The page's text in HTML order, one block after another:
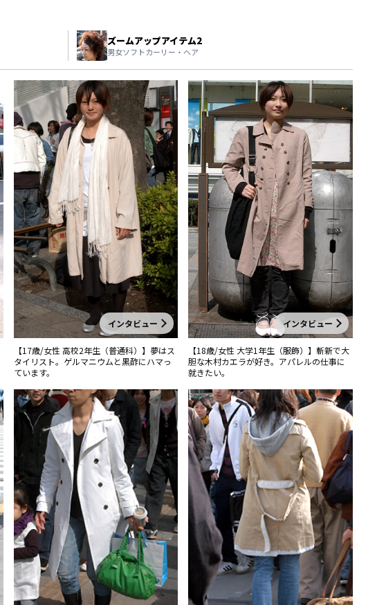
ズームアップアイテム2
男女ソフトカーリー・ヘア
インタビュー
【17歳/女性 高校2年生（普通科）】夢はス
タイリスト。ゲルマニウムと黒酢にハマっ
ています。
インタビュー
【18歳/女性 大学1年生（服飾）】斬新で大
胆な木村カエラが好き。アパレルの仕事に
就きたい。